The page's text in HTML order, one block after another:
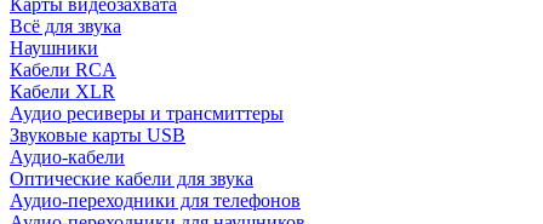
Карты видеозахвата
Всё для звука
Наушники
Кабели RCA
Кабели XLR
Аудио ресиверы и трансмиттеры
Звуковые карты USB
Аудио-кабели
Оптические кабели для звука
Аудио-переходники для телефонов